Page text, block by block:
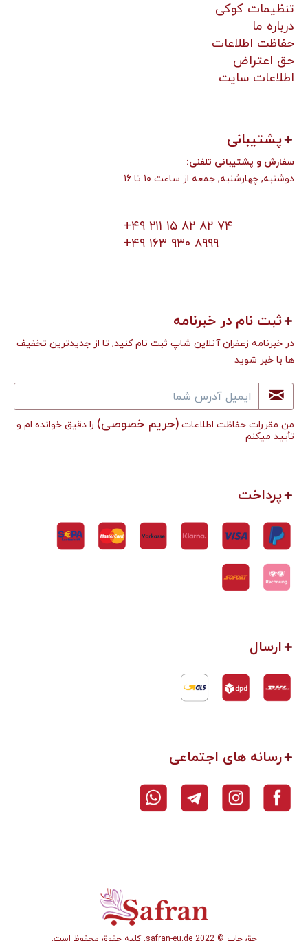
تنظیمات کوکی
درباره ما
حفاظت اطلاعات
حق اعتراض
اطلاعات سایت
پشتیبانی
:سفارش و پشتیبانی تلفنی
دوشنبه, چهارشنبه, جمعه از ساعت ۱۰ تا ۱۶
+۴۹ ۲۱۱ ۱۵ ۸۲ ۸۲ ۷۴
+۴۹ ۱۶۳ ۹۳۰ ۸۹۹۹
ثبت نام در خبرنامه
در خبرنامه زعفران آنلاین شاپ ثبت نام کنید, تا از جدیدترین تخفیف
ها با خبر شوید
من مقررات حفاظت اطلاعات (حریم خصوصی) را دقیق خوانده ام و
تأييد میکنم
پرداخت
ارسال
رسانه های اجتماعی